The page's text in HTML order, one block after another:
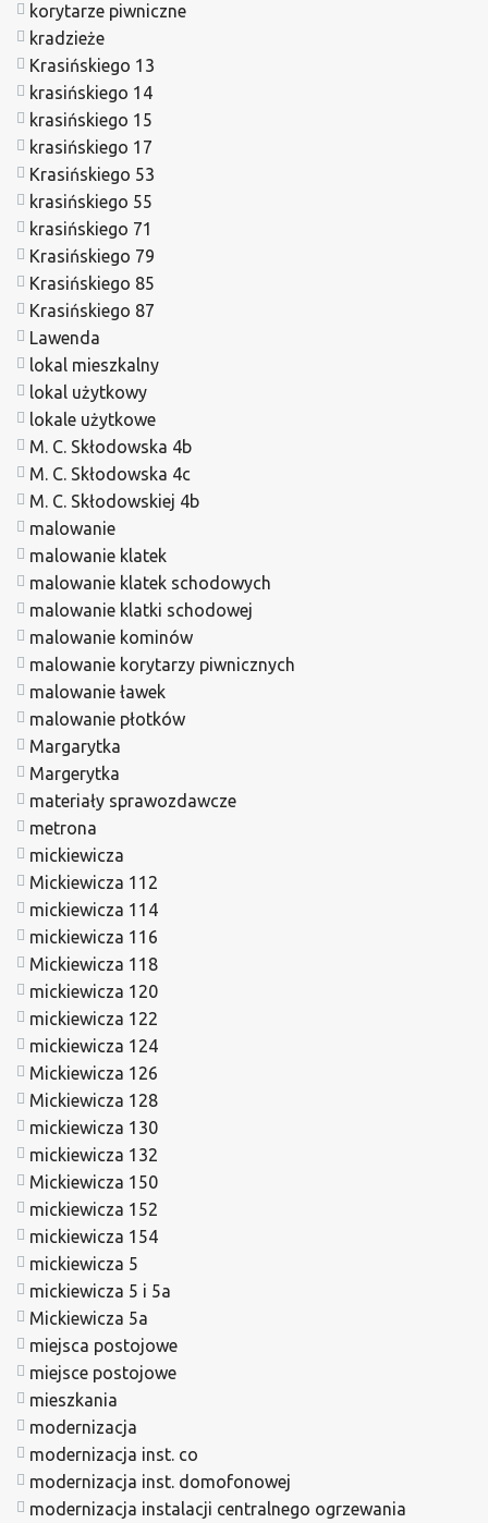
korytarze piwniczne
kradzieże
Krasińskiego 13
krasińskiego 14
krasińskiego 15
krasińskiego 17
Krasińskiego 53
krasińskiego 55
krasińskiego 71
Krasińskiego 79
Krasińskiego 85
Krasińskiego 87
Lawenda
lokal mieszkalny
lokal użytkowy
lokale użytkowe
M. C. Skłodowska 4b
M. C. Skłodowska 4c
M. C. Skłodowskiej 4b
malowanie
malowanie klatek
malowanie klatek schodowych
malowanie klatki schodowej
malowanie kominów
malowanie korytarzy piwnicznych
malowanie ławek
malowanie płotków
Margarytka
Margerytka
materiały sprawozdawcze
metrona
mickiewicza
Mickiewicza 112
mickiewicza 114
mickiewicza 116
Mickiewicza 118
mickiewicza 120
mickiewicza 122
mickiewicza 124
Mickiewicza 126
Mickiewicza 128
mickiewicza 130
mickiewicza 132
Mickiewicza 150
mickiewicza 152
mickiewicza 154
mickiewicza 5
mickiewicza 5 i 5a
Mickiewicza 5a
miejsca postojowe
miejsce postojowe
mieszkania
modernizacja
modernizacja inst. co
modernizacja inst. domofonowej
modernizacja instalacji centralnego ogrzewania